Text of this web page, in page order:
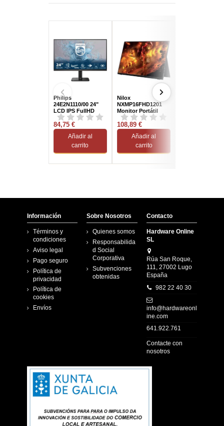
Philips
24E2N1110/00 24"
LCD IPS FullHD
120Hz
84,75 €
Añadir al
carrito
Nilox
NXMP16FHD1201
Monitor Portátil
16,1" WUXGA 120Hz
IPS USB-C VESA
108,89 €
Añadir al
carrito
Información
Términos y
condiciones
Aviso legal
Pago seguro
Política de
privacidad
Política de
cookies
Envíos
Sobre Nosotros
Quienes somos
Responsabilida
d Social
Corporativa
Subvenciones
obtenidas
Contacto
Hardware Online
SL
Rúa San Roque,
111, 27002 Lugo
España
982 22 40 30
info@hardwareonl
ine.com
641.922.761
Contacte con
nosotros